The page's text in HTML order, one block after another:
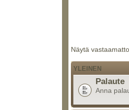
Näytä
YLEINEN
Palaute
Anna